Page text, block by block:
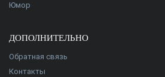
Юмор
ДОПОЛНИТЕЛЬНО
Обратная связь
Контакты